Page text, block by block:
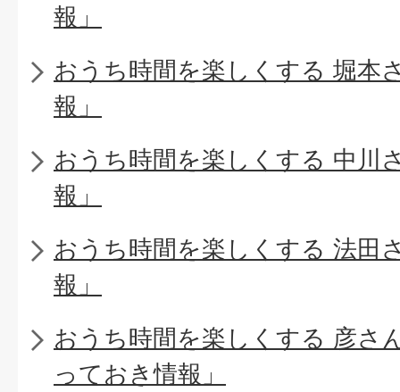
報」
おうち時間を楽しくする 堀本
報」
おうち時間を楽しくする 中川
報」
おうち時間を楽しくする 法田
報」
おうち時間を楽しくする 彦さ
っておき情報」